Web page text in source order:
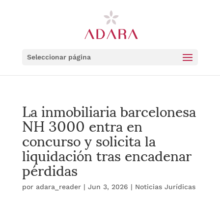
Seleccionar página
La inmobiliaria barcelonesa
NH 3000 entra en
concurso y solicita la
liquidación tras encadenar
pérdidas
por adara_reader| Jun 3, 2026 | Noticias Jurídicas